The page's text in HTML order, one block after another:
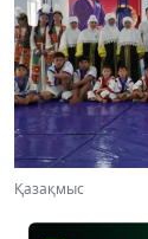
Қазақмыс